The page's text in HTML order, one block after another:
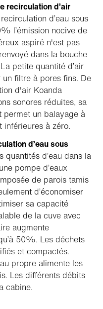
recirculation d’air
d’eau sous
l’émission nocive de
aspiré n'est pas
dans la bouche
petite quantité d’air
filtre à pores fins. De
d'air Koanda
sonores réduites, sa
permet un balayage à
à zéro.
d’eau sous
quantités d’eau dans la
pompe d’eaux
de parois tamis
d’économiser
sa capacité
de la cuve avec
augmente
50%. Les déchets
et compactés.
propre alimente les
Les différents débits
cabine.